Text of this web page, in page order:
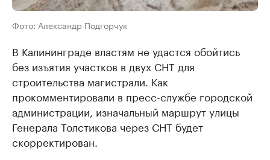
Фото: Александр Подгорчук
В Калининграде властям не удастся обойтись
без изъятия участков в двух СНТ для
строительства магистрали. Как
прокомментировали в пресс-службе городской
администрации, изначальный маршрут улицы
Генерала Толстикова через СНТ будет
скорректирован.